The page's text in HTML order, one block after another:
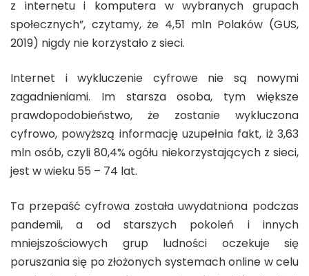
z internetu i komputera w wybranych grupach
społecznych”, czytamy, że 4,51 mln Polaków (GUS,
2019) nigdy nie korzystało z sieci.
Internet i wykluczenie cyfrowe nie są nowymi
zagadnieniami. Im starsza osoba, tym większe
prawdopodobieństwo, że zostanie wykluczona
cyfrowo, powyższą informację uzupełnia fakt, iż 3,63
mln osób, czyli 80,4% ogółu niekorzystających z sieci,
jest w wieku 55 – 74 lat.
Ta przepaść cyfrowa została uwydatniona podczas
pandemii, a od starszych pokoleń i innych
mniejszościowych grup ludności oczekuje się
poruszania się po złożonych systemach online w celu